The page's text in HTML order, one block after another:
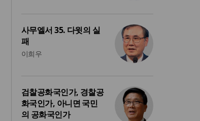
사무엘서 35. 다윗의 실
패
이희우
검찰공화국인가, 경찰공
화국인가, 아니면 국민
의 공화국인가